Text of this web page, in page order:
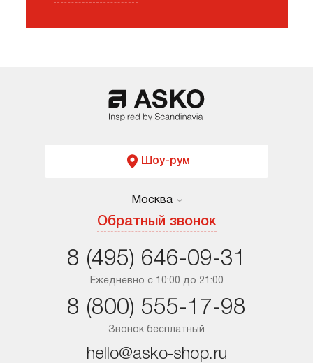
Шоу-рум
Москва
Обратный звонок
Москва
Ростов-на-Дону
Ежедневно с 10:00 до 21:00
8 (495) 646-09-31
Звонок бесплатный
8 (800) 555-17-98
hello@asko-shop.ru